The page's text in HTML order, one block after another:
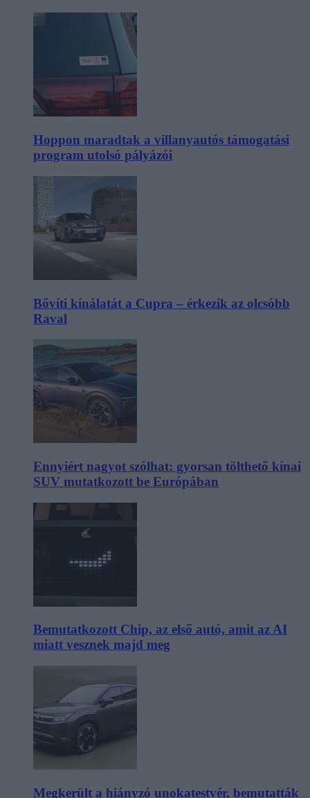
Hoppon maradtak a villanyautós támogatási
program utolsó pályázói
Bővíti kínálatát a Cupra – érkezik az olcsóbb
Raval
Ennyiért nagyot szólhat: gyorsan tölthető kínai
SUV mutatkozott be Európában
Bemutatkozott Chip, az első autó, amit az AI
miatt vesznek majd meg
Megkerült a hiányzó unokatestvér, bemutatták